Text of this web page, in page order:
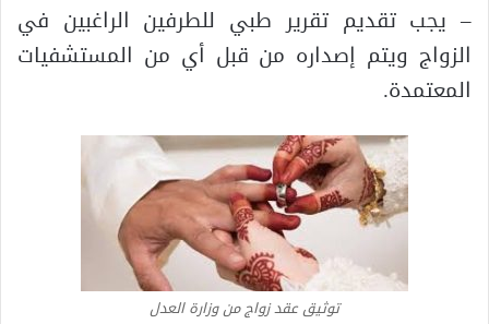
– يجب تقديم تقرير طبي للطرفين الراغبين في
الزواج ويتم إصداره من قبل أي من المستشفيات
المعتمدة.
توثيق عقد زواج من وزارة العدل